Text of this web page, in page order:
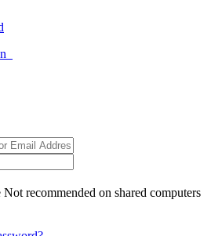
Not recommended on shared computers